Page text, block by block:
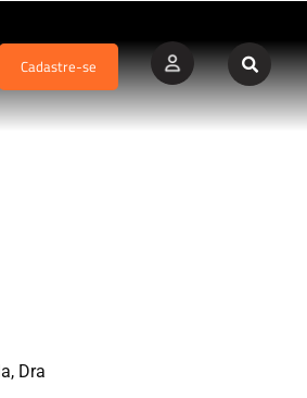
Cadastre-se
Dra